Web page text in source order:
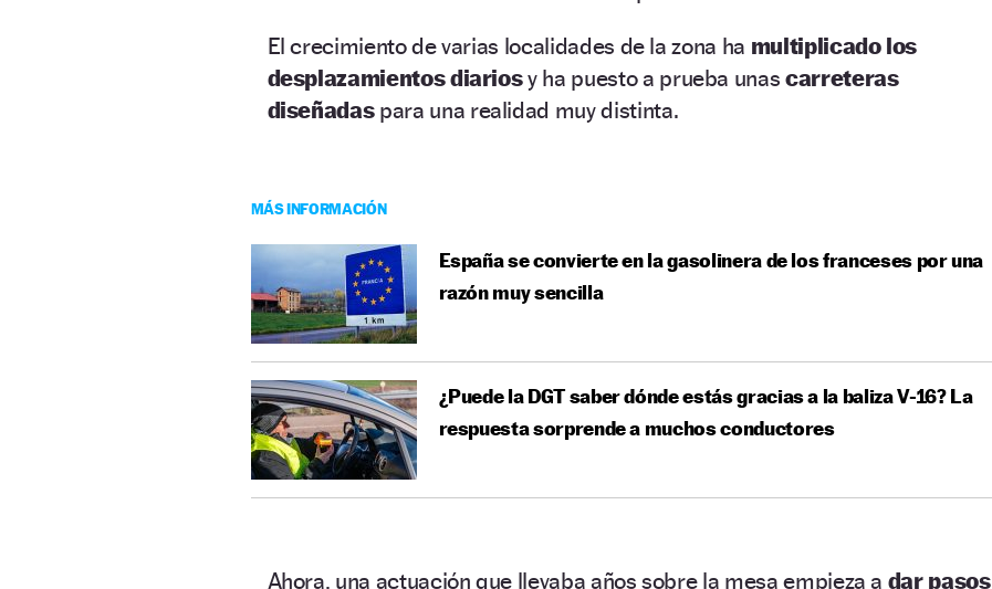
El crecimiento de varias localidades de la zona ha multiplicado los
desplazamientos diariosy ha puesto a prueba unascarreteras
diseñadaspara una realidad muy distinta.
MÁS INFORMACIÓN
España se convierte en la gasolinera de los franceses por una
razón muy sencilla
¿Puede la DGT saber dónde estás gracias a la baliza V-16? La
respuesta sorprende a muchos conductores
Ahora, una actuación que llevaba años sobre la mesa empieza a dar pasos